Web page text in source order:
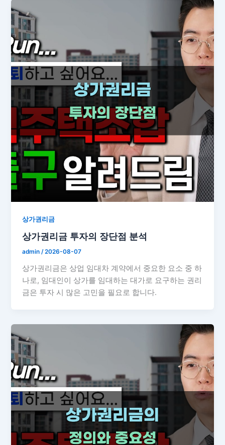
상가권리금
상가권리금 투자의 장단점 분석
admin/2026-08-07
상가권리금은 상업 임대차 계약에서 중요한 요소 중 하
나로, 임대인이 상가를 임대하는 대가로 요구하는 권리
금은 투자 시 많은 고민을 필요로 합니다.